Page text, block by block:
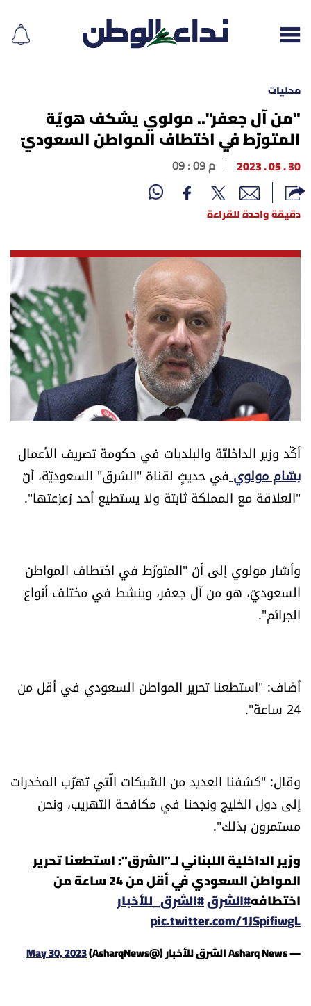
إقرأ الجريدة
لبنان
الغلاف
نداء اليوم
متفرقات
نداء القرّاء
كتّابنا
آراء
اقتصاد
ثقافة وفنون
اقرأ تضحك
كاميرا
سجالات
صحّة وصحن
الرياضة
محليات
"من آل جعفر".. مولوي يشكف هويّة
المتورّط في اختطاف المواطن السعوديّ
30 . 05 . 2023 09 : 09 م
دقيقة واحدة للقراءة
أكّد وزير الداخليّة والبلديات في حكومة تصريف الأعمال
بسّام مولويفي حديثٍ لقناة "الشرق" السعوديّة، أنّ
"العلاقة مع المملكة ثابتة ولا يستطيع أحد زعزعتها".
وأشار مولوي إلى أنّ "المتورّط في اختطاف المواطن
السعوديّ، هو من آل جعفر، وينشط في مختلف أنواع
الجرائم".
أضاف: "استطعنا تحرير المواطن السعودي في أقل من
24 ساعةً".
وقال: "كشفنا العديد من الشّبكات الّتي تُهرّب المخدرات
إلى دول الخليج ونجحنا في مكافحة التّهريب، ونحن
مستمرون بذلك".
وزير الداخلية اللبناني لـ"الشرق": استطعنا تحرير
المواطن السعودي في أقل من 24 ساعة من
اختطافه#الشرق#الشرق_للأخبار
pic.twitter.com/1JSpifiwgL
— Asharq News الشرق للأخبار (@AsharqNews) May 30, 2023